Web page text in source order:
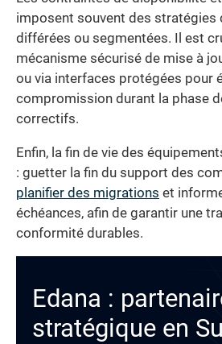
imposent souvent des stratégies
différées ou segmentées. Il est
mécanisme sécurisé de mise à
ou via interfaces protégées pour
compromission durant la phase
correctifs.
Enfin, la fin de vie des
: guetter la fin du support des
planifier des migrations et
échéances, afin de garantir une
conformité durables.
Edana :
stratégique en